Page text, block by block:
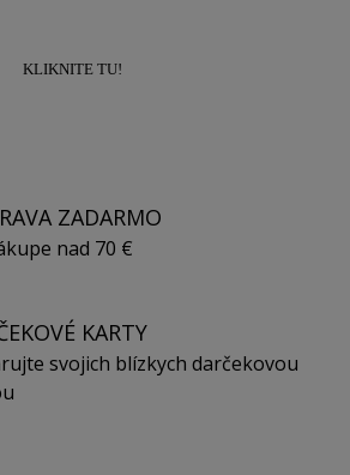
KLIKNITE TU!
ZADARMO
nad 70 €
KARTY
svojich blízkych darčekovou